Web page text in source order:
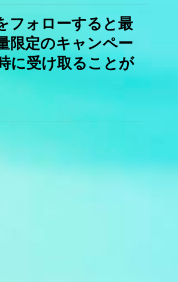
フォローすると最
限定のキャンペー
に受け取ることが